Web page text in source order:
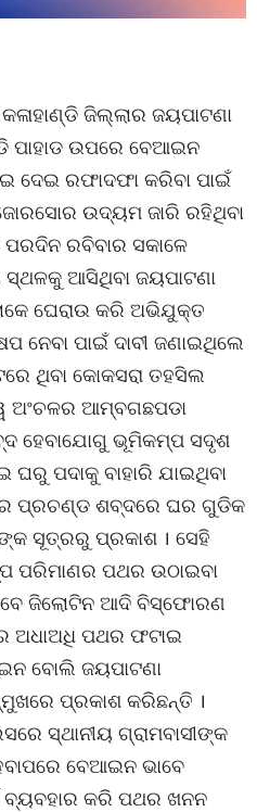
କଳାହାଣ୍ଡି ଜିଲ୍ଲାର ଜୟପାଟଣା
ପାହାଡ ଉପରେ ବେଆଇନ
ଦେଇ ରଫାଦଫା କରିବା ପାଇଁ
ଉଦ୍ୟମ ଜାରି ରହିଥିବା
ରବିବାର ସକାଳେ
ଆସିଥିବା ଜୟପାଟଣା
ଘେରାଉ କରି ଅଭିଯୁକ୍ତ
ପାଇଁ ଦାବୀ ଜଣାଇଥିଲେ
ଥିବା କୋକସରା ତହସିଲ
ଅଂଚଳର ଆମ୍ବଗଛପଡା
ହେବାଯୋଗୁ ଭୂମିକମ୍ପ ସଦୃଶ
ପଦାକୁ ବାହାରି ଯାଇଥିବା
ପ୍ରଚଣ୍ଡ ଶବ୍ଦରେ ଘର ଗୁଡିକ
ସୂତ୍ରରୁ ପ୍ରକାଶ । ସେହି
ପରିମାଣର ପଥର ଉଠାଇବା
ଜିଲୋଟିନ ଆଦି ବିସ୍ଫୋରଣ
ଅଧାଅଧି ପଥର ଫଟାଇ
ବୋଲି ଜୟପାଟଣା
ପ୍ରକାଶ କରିଛନ୍ତି ।
ସ୍ଥାନୀୟ ଗ୍ରାମବାସୀଙ୍କ
ବେଆଇନ ଭାବେ
ବ୍ୟବହାର କରି ପଥର ଖନନ